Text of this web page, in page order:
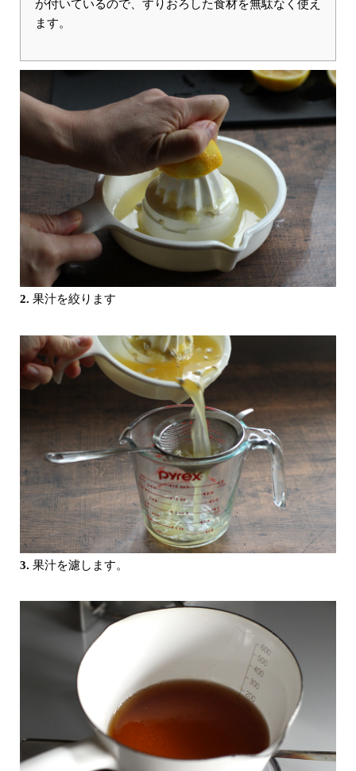
が付いているので、すりおろした食材を無駄なく使え
ます。
2. 果汁を絞ります
3. 果汁を濾します。